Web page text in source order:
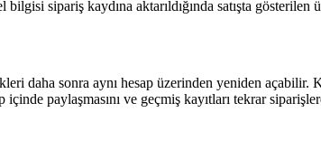
sipariş kaydına aktarıldığında satışta gösterilen
daha sonra aynı hesap üzerinden yeniden
paylaşmasını ve geçmiş kayıtları tekrar